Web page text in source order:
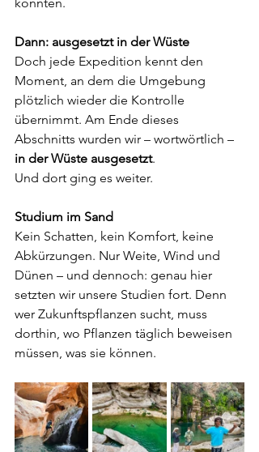
könnten.
Dann: ausgesetzt in der Wüste
Doch jede Expedition kennt den
Moment, an dem die Umgebung
plötzlich wieder die Kontrolle
übernimmt. Am Ende dieses
Abschnitts wurden wir – wortwörtlich –
in der Wüste ausgesetzt.
Und dort ging es weiter.
Studium im Sand
Kein Schatten, kein Komfort, keine
Abkürzungen. Nur Weite, Wind und
Dünen – und dennoch: genau hier
setzten wir unsere Studien fort. Denn
wer Zukunftspflanzen sucht, muss
dorthin, wo Pflanzen täglich beweisen
müssen, was sie können.